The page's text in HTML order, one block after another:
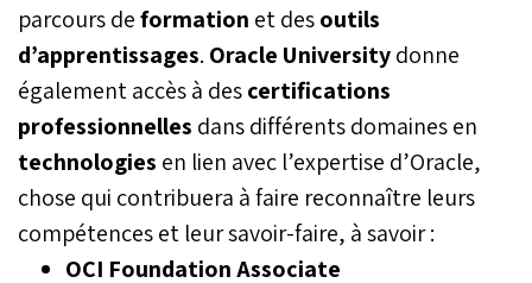
l’innovation s’engage
activement dans la
transformation numérique
et se concentre sur la
construction d’un système
d’enseignement plus agile.
Il met le turbo et renforce
ses partenariats dans ce
sens.
parcours deformation et desoutils
d’apprentissages. Oracle Universitydonne
également accès à descertifications
professionnelles dans différents domaines en
technologies en lien avec l’expertise d’Oracle,
chose qui contribuera à faire reconnaître leurs
compétences et leur savoir-faire, à savoir :
OCI Foundation Associate